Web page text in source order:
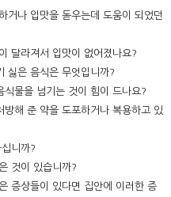
거나 입맛을 돋우는데 도움이 되었던
달라져서 입맛이 없어졌나요?
싫은 음식은 무엇입니까?
물을 넘기는 것이 힘이 드나요?
해 준 약을 도포하거나 복용하고 있
니까?
것이 있습니까?
증상들이 있다면 집안에 이러한 증